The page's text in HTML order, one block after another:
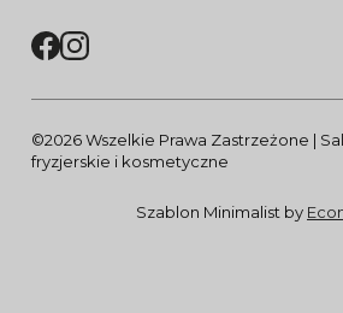
©2026 Wszelkie Prawa Zastrzeżone |
fryzjerskie i kosmetyczne
Szablon Minimalist by